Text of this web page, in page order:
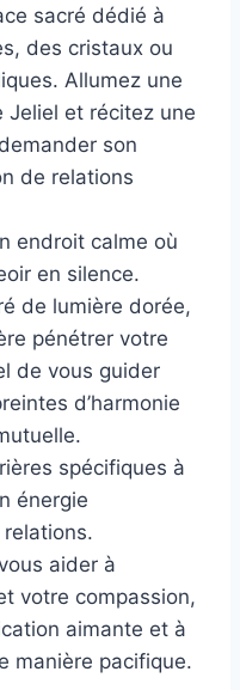
sacré dédié à
des cristaux ou
Allumez une
Jeliel et récitez une
son
de relations
endroit calme où
en silence.
de lumière dorée,
pénétrer votre
de vous guider
d’harmonie
spécifiques à
énergie
aider à
votre compassion,
aimante et à
manière pacifique.